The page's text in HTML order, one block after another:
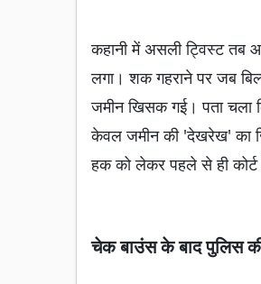
कहानी में असली ट्विस्ट तब
लगा। शक गहराने पर जब
जमीन खिसक गई। पता चला
केवल जमीन की 'देखरेख' का
हक को लेकर पहले से ही
चेक बाउंस के बाद पुलिस